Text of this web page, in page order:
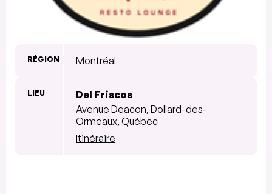
RÉGION Montréal
LIEU
Del Friscos
Avenue Deacon, Dollard-des-
Ormeaux, Québec
Itinéraire